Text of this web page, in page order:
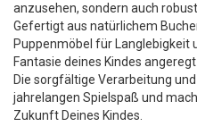
anzusehen, sondern auch
Gefertigt aus natürlichem
Puppenmöbel für Langlebigkeit
Fantasie deines Kindes
Die sorgfältige Verarbeitung
jahrelangen Spielspaß und
Zukunft Deines Kindes.